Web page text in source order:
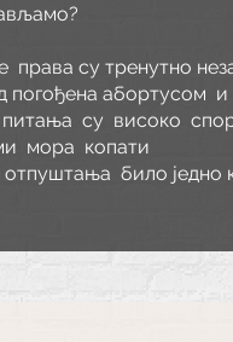
права су тренутно
погођена абортусом и
питања су високо
мора копати
отпуштања било једно